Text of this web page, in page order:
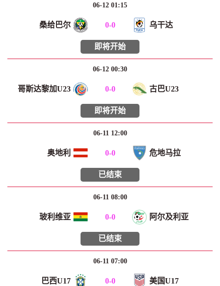
06-12 01:15
桑给巴尔 0-0 乌干达
即将开始
06-12 00:30
哥斯达黎加U23 0-0 古巴U23
即将开始
06-11 12:00
奥地利 0-0 危地马拉
已结束
06-11 08:00
玻利维亚 0-0 阿尔及利亚
已结束
06-11 07:00
巴西U17 0-0 美国U17